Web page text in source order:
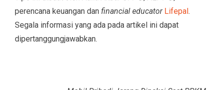
perencana keuangan dan financial educator Lifepal.
Segala informasi yang ada pada artikel ini dapat
dipertanggungjawabkan.